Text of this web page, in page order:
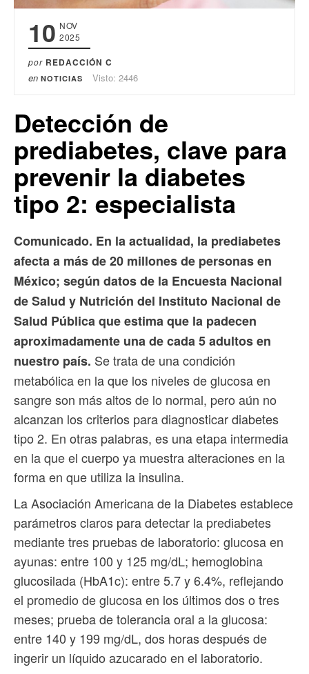
10 NOV
2025
por REDACCIÓN C
en NOTICIAS Visto: 2446
Detección de
prediabetes, clave para
prevenir la diabetes
tipo 2: especialista
Comunicado. En la actualidad, la prediabetes
afecta a más de 20 millones de personas en
México; según datos de la Encuesta Nacional
de Salud y Nutrición del Instituto Nacional de
Salud Pública que estima que la padecen
aproximadamente una de cada 5 adultos en
nuestro país. Se trata de una condición
metabólica en la que los niveles de glucosa en
sangre son más altos de lo normal, pero aún no
alcanzan los criterios para diagnosticar diabetes
tipo 2. En otras palabras, es una etapa intermedia
en la que el cuerpo ya muestra alteraciones en la
forma en que utiliza la insulina.
La Asociación Americana de la Diabetes establece
parámetros claros para detectar la prediabetes
mediante tres pruebas de laboratorio: glucosa en
ayunas: entre 100 y 125 mg/dL; hemoglobina
glucosilada (HbA1c): entre 5.7 y 6.4%, reflejando
el promedio de glucosa en los últimos dos o tres
meses; prueba de tolerancia oral a la glucosa:
entre 140 y 199 mg/dL, dos horas después de
ingerir un líquido azucarado en el laboratorio.